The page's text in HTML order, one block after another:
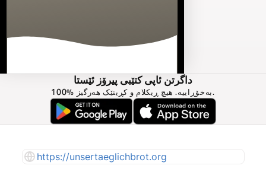
داگرتن ئاپی کتێبی پیرۆز ئێستا
100% بەخۆڕاییە. هیچ ڕیکلام و کڕینێک هەرگیز.
https://unsertaeglichbrot.org